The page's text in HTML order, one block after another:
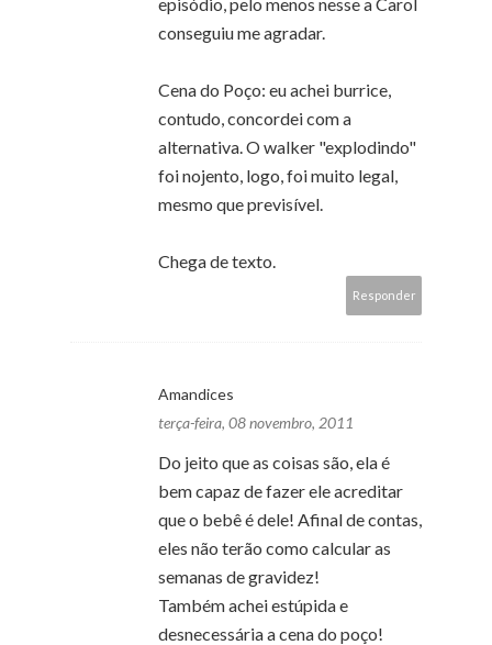
conseguiu me agradar.
Cena do Poço: eu achei burrice,
contudo, concordei com a
alternativa. O walker "explodindo"
foi nojento, logo, foi muito legal,
mesmo que previsível.
Chega de texto.
Responder
Amandices
terça-feira, 08 novembro, 2011
Do jeito que as coisas são, ela é
bem capaz de fazer ele acreditar
que o bebê é dele! Afinal de contas,
eles não terão como calcular as
semanas de gravidez!
Também achei estúpida e
desnecessária a cena do poço!